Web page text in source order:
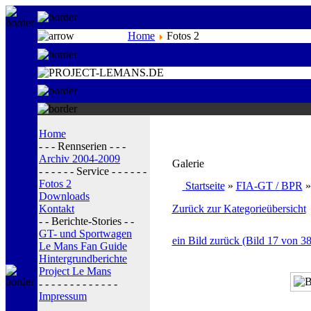
Home Fotos 2
Home
- - - Rennserien - - -
Archiv 2004-2009
- - - - - - Service - - - - - -
Fotos 2
Downloads
Kontakt
- - Berichte-Stories - -
GT- und Sportwagen
Le Mans Fan Guide
Hintergrundberichte
Project Le Mans
- - - - - - - - - - - - -
Impressum
Galerie
Startseite» FIA-GT / BPR
Zurück zur Kategorieübersicht
ein Bild zurück (Bild 17 von